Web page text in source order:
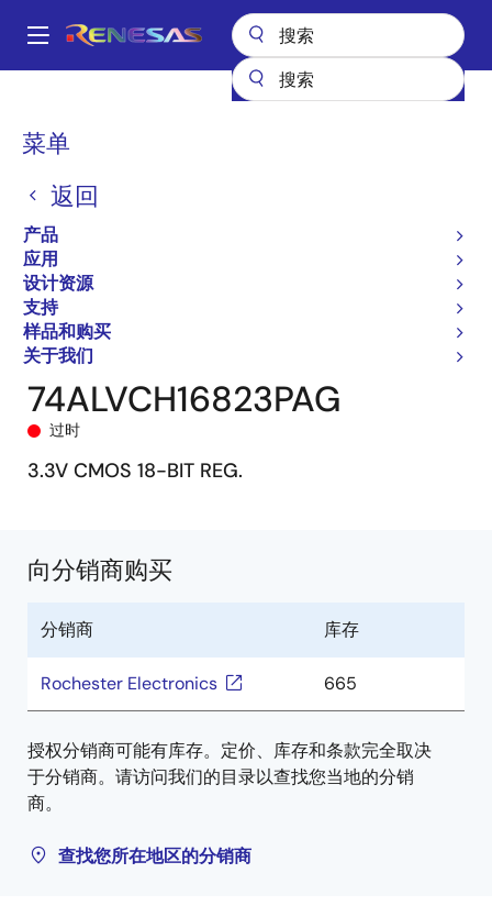
到
Main
菜单
返回
产品
应用
设计资源
支持
样品和购买
关于我们
面
屑
74ALVCH16823 74ALVCH16823PAG
74ALVCH16823PAG
过时
3.3V CMOS 18-BIT REG.
向分销商购买
分销商 库存
Rochester Electronics 665
授权分销商可能有库存。定价、库存和条款完全取决
于分销商。请访问我们的目录以查找您当地的分销
商。
查找您所在地区的分销商